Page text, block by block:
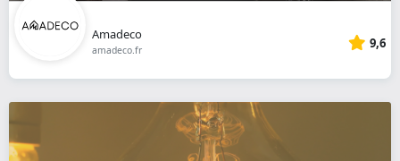
Amadeco
amadeco.fr 9,6